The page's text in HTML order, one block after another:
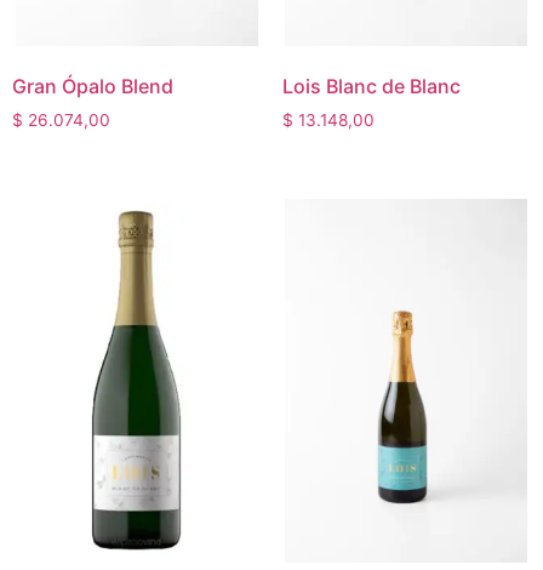
Gran Ópalo Blend
$ 26.074,00
Lois Blanc de Blanc
$ 13.148,00